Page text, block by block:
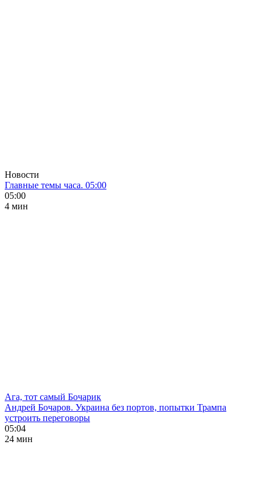
Новости
Главные темы часа. 05:00
05:00
4 мин
Ага, тот самый Бочарик
Андрей Бочаров. Украина без портов, попытки Трампа
устроить переговоры
05:04
24 мин